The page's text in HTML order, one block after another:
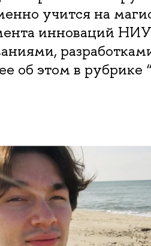
учится на
инноваций
об этом в